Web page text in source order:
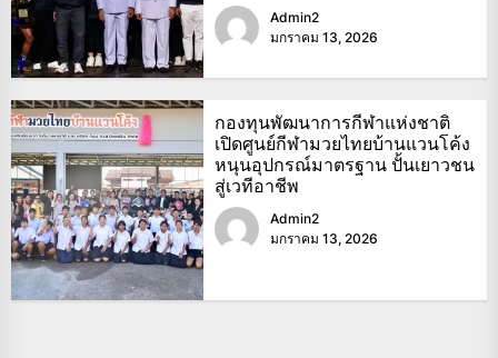
Admin2
มกราคม 13, 2026
กองทุนพัฒนาการกีฬาแห่งชาติ
เปิดศูนย์กีฬามวยไทยบ้านแวนโค้ง
หนุนอุปกรณ์มาตรฐาน ปั้นเยาวชน
สู่เวทีอาชีพ
Admin2
มกราคม 13, 2026